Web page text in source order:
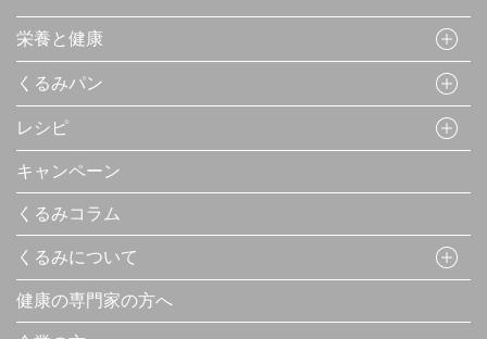
栄養と健康
くるみパン
レシピ
キャンペーン
くるみコラム
くるみについて
健康の専門家の方へ